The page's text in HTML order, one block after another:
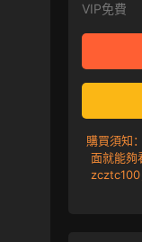
VIP免費
購買須知
面就能夠
zcztc100